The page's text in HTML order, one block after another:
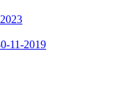
11-2019